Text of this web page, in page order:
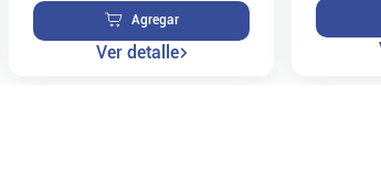
Agregar
Ver detalle